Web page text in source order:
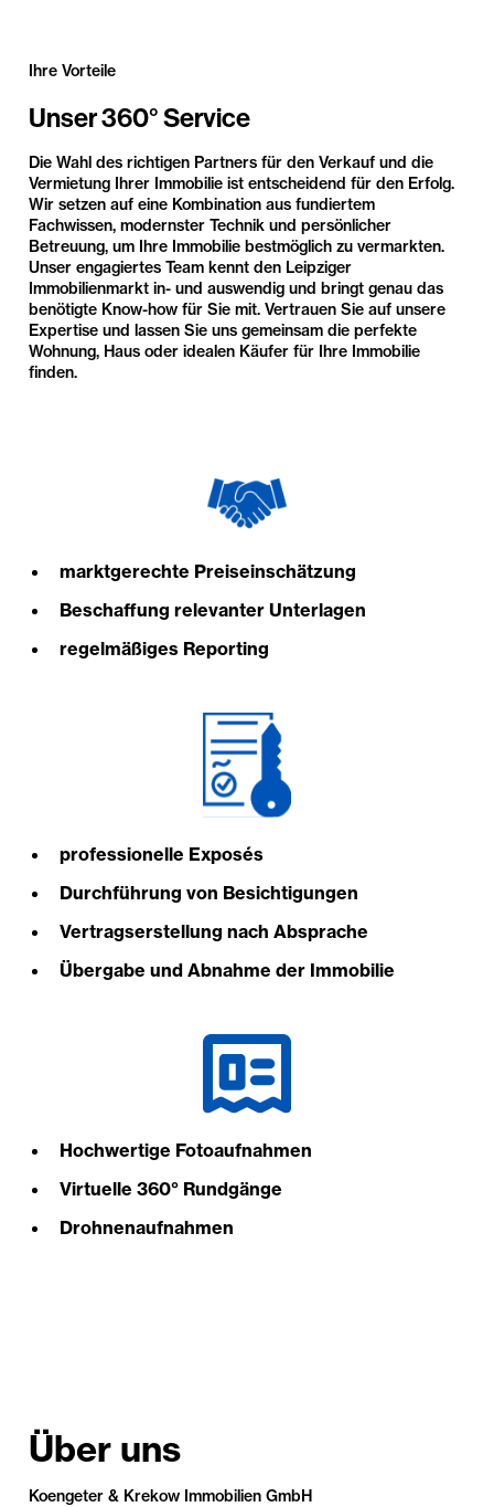
Ihre Vorteile
Unser 360° Service
Die Wahl des richtigen Partners für den Verkauf und die
Vermietung Ihrer Immobilie ist entscheidend für den Erfolg.
Wir setzen auf eine Kombination aus fundiertem
Fachwissen, modernster Technik und persönlicher
Betreuung, um Ihre Immobilie bestmöglich zu vermarkten.
Unser engagiertes Team kennt den Leipziger
Immobilienmarkt in- und auswendig und bringt genau das
benötigte Know-how für Sie mit. Vertrauen Sie auf unsere
Expertise und lassen Sie uns gemeinsam die perfekte
Wohnung, Haus oder idealen Käufer für Ihre Immobilie
finden.
marktgerechte Preiseinschätzung
Beschaffung relevanter Unterlagen
regelmäßiges Reporting
professionelle Exposés
Durchführung von Besichtigungen
Vertragserstellung nach Absprache
Übergabe und Abnahme der Immobilie
Hochwertige Fotoaufnahmen
Virtuelle 360° Rundgänge
Drohnenaufnahmen
Über uns
Koengeter & Krekow Immobilien GmbH